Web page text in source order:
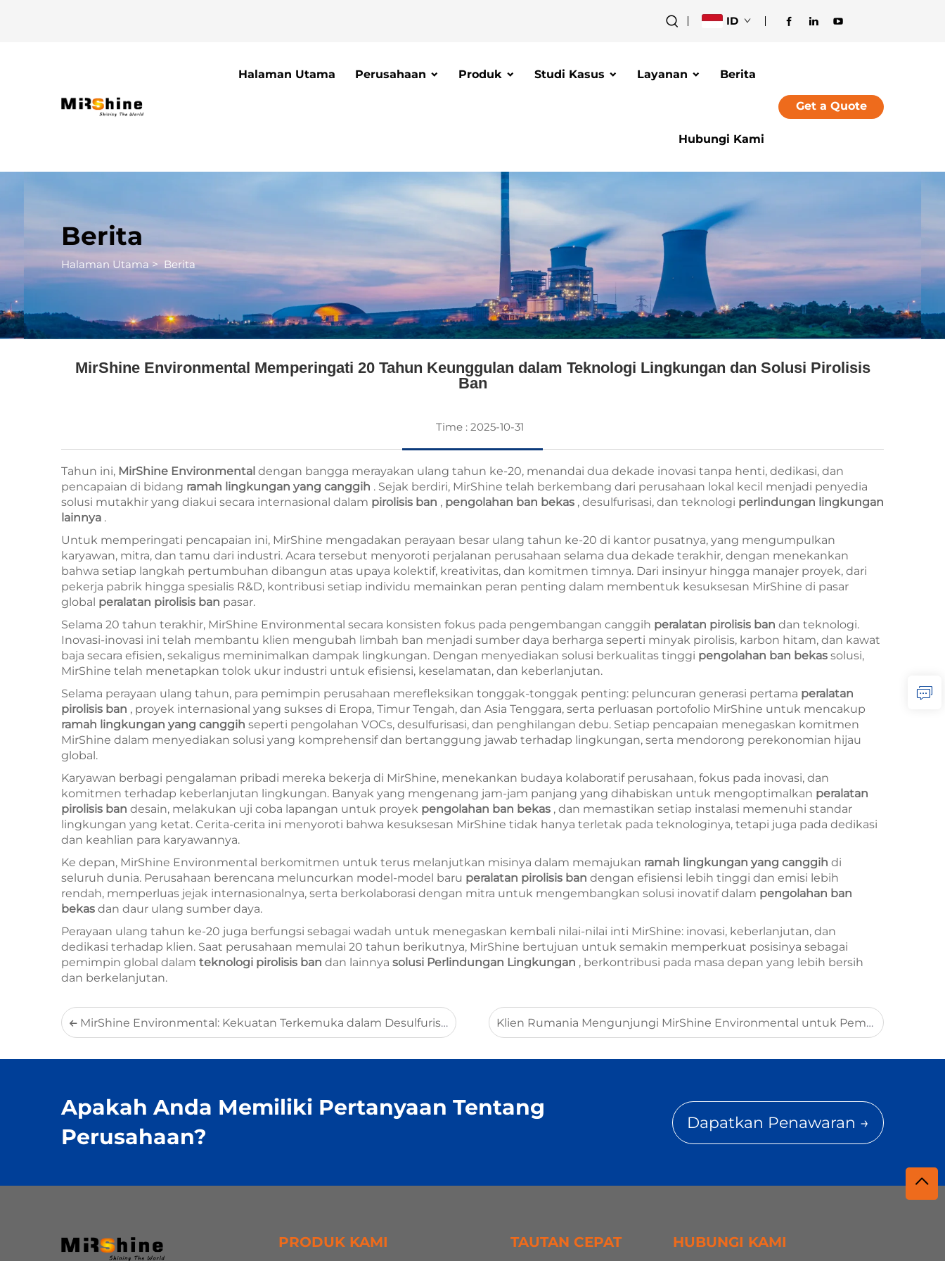
ID
Halaman Utama Perusahaan Produk Studi Kasus Layanan Berita
Hubungi Kami
Get a Quote
Berita
Halaman Utama>Berita
MirShine Environmental Memperingati 20 Tahun Keunggulan dalam Teknologi Lingkungan dan Solusi Pirolisis
Ban
Time : 2025-10-31
Tahun ini, MirShine Environmental dengan bangga merayakan ulang tahun ke-20, menandai dua dekade inovasi tanpa henti, dedikasi, dan
pencapaian di bidang ramah lingkungan yang canggih . Sejak berdiri, MirShine telah berkembang dari perusahaan lokal kecil menjadi penyedia
solusi mutakhir yang diakui secara internasional dalam pirolisis ban , pengolahan ban bekas , desulfurisasi, dan teknologi perlindungan lingkungan
lainnya .
Untuk memperingati pencapaian ini, MirShine mengadakan perayaan besar ulang tahun ke-20 di kantor pusatnya, yang mengumpulkan
karyawan, mitra, dan tamu dari industri. Acara tersebut menyoroti perjalanan perusahaan selama dua dekade terakhir, dengan menekankan
bahwa setiap langkah pertumbuhan dibangun atas upaya kolektif, kreativitas, dan komitmen timnya. Dari insinyur hingga manajer proyek, dari
pekerja pabrik hingga spesialis R&D, kontribusi setiap individu memainkan peran penting dalam membentuk kesuksesan MirShine di pasar
global peralatan pirolisis ban pasar.
Selama 20 tahun terakhir, MirShine Environmental secara konsisten fokus pada pengembangan canggih peralatan pirolisis ban dan teknologi.
Inovasi-inovasi ini telah membantu klien mengubah limbah ban menjadi sumber daya berharga seperti minyak pirolisis, karbon hitam, dan kawat
baja secara efisien, sekaligus meminimalkan dampak lingkungan. Dengan menyediakan solusi berkualitas tinggi pengolahan ban bekas solusi,
MirShine telah menetapkan tolok ukur industri untuk efisiensi, keselamatan, dan keberlanjutan.
Selama perayaan ulang tahun, para pemimpin perusahaan merefleksikan tonggak-tonggak penting: peluncuran generasi pertama peralatan
pirolisis ban , proyek internasional yang sukses di Eropa, Timur Tengah, dan Asia Tenggara, serta perluasan portofolio MirShine untuk mencakup
ramah lingkungan yang canggih seperti pengolahan VOCs, desulfurisasi, dan penghilangan debu. Setiap pencapaian menegaskan komitmen
MirShine dalam menyediakan solusi yang komprehensif dan bertanggung jawab terhadap lingkungan, serta mendorong perekonomian hijau
global.
Karyawan berbagi pengalaman pribadi mereka bekerja di MirShine, menekankan budaya kolaboratif perusahaan, fokus pada inovasi, dan
komitmen terhadap keberlanjutan lingkungan. Banyak yang mengenang jam-jam panjang yang dihabiskan untuk mengoptimalkan peralatan
pirolisis ban desain, melakukan uji coba lapangan untuk proyek pengolahan ban bekas , dan memastikan setiap instalasi memenuhi standar
lingkungan yang ketat. Cerita-cerita ini menyoroti bahwa kesuksesan MirShine tidak hanya terletak pada teknologinya, tetapi juga pada dedikasi
dan keahlian para karyawannya.
Ke depan, MirShine Environmental berkomitmen untuk terus melanjutkan misinya dalam memajukan ramah lingkungan yang canggih di
seluruh dunia. Perusahaan berencana meluncurkan model-model baru peralatan pirolisis ban dengan efisiensi lebih tinggi dan emisi lebih
rendah, memperluas jejak internasionalnya, serta berkolaborasi dengan mitra untuk mengembangkan solusi inovatif dalam pengolahan ban
bekas dan daur ulang sumber daya.
Perayaan ulang tahun ke-20 juga berfungsi sebagai wadah untuk menegaskan kembali nilai-nilai inti MirShine: inovasi, keberlanjutan, dan
dedikasi terhadap klien. Saat perusahaan memulai 20 tahun berikutnya, MirShine bertujuan untuk semakin memperkuat posisinya sebagai
pemimpin global dalam teknologi pirolisis ban dan lainnya solusi Perlindungan Lingkungan , berkontribusi pada masa depan yang lebih bersih
dan berkelanjutan.
MirShine Environmental: Kekuatan Terkemuka dalam Desulfurisasi dan Denitrifikasi Gas Buang Industri Klien Rumania Mengunjungi MirShine Environmental untuk Pemeriksaan Peralatan Pirolisis Ban dan Menandatangani MOU Strategis
Apakah Anda Memiliki Pertanyaan Tentang
Perusahaan?
Dapatkan Penawaran →
PRODUK KAMI TAUTAN CEPAT HUBUNGI KAMI